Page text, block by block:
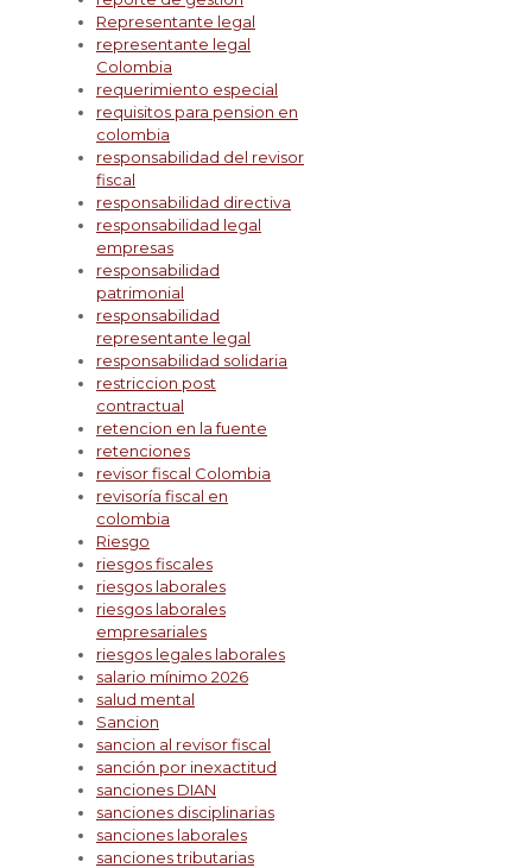
Representante legal
representante legal
Colombia
requerimiento especial
requisitos para pension en
colombia
responsabilidad del revisor
fiscal
responsabilidad directiva
responsabilidad legal
empresas
responsabilidad
patrimonial
responsabilidad
representante legal
responsabilidad solidaria
restriccion post
contractual
retencion en la fuente
retenciones
revisor fiscal Colombia
revisoría fiscal en
colombia
Riesgo
riesgos fiscales
riesgos laborales
riesgos laborales
empresariales
riesgos legales laborales
salario mínimo 2026
salud mental
Sancion
sancion al revisor fiscal
sanción por inexactitud
sanciones DIAN
sanciones disciplinarias
sanciones laborales
sanciones tributarias